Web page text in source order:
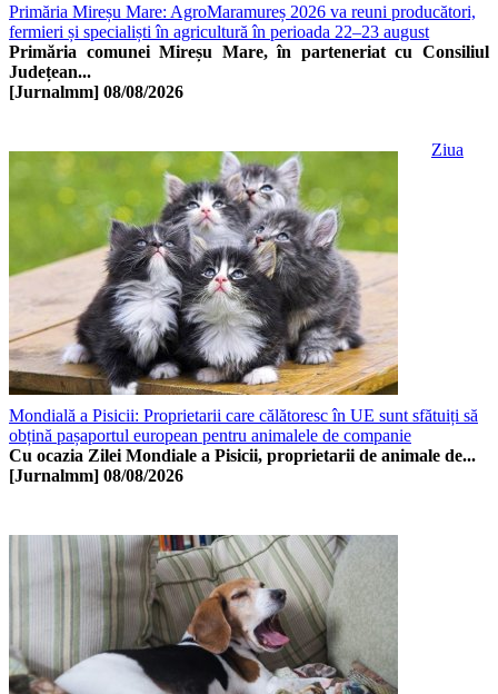
Primăria Mireșu Mare: AgroMaramureș 2026 va reuni producători,
fermieri și specialiști în agricultură în perioada 22–23 august
Primăria comunei Mireșu Mare, în parteneriat cu Consiliul
Județean...
[Jurnalmm] 08/08/2026
Ziua
Mondială a Pisicii: Proprietarii care călătoresc în UE sunt sfătuiți să
obțină pașaportul european pentru animalele de companie
Cu ocazia Zilei Mondiale a Pisicii, proprietarii de animale de...
[Jurnalmm] 08/08/2026